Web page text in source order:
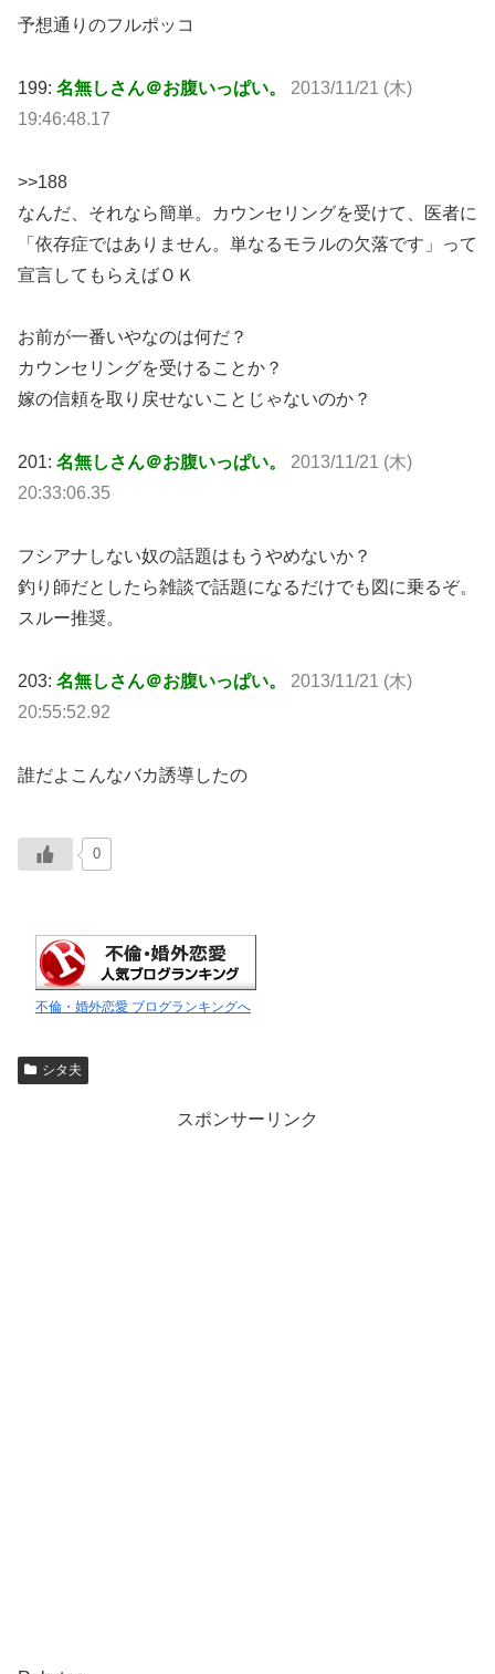
予想通りのフルポッコ
199: 名無しさん＠お腹いっぱい。 2013/11/21 (木)
19:46:48.17
>>188
なんだ、それなら簡単。カウンセリングを受けて、医者に
「依存症ではありません。単なるモラルの欠落です」って
宣言してもらえばＯＫ
お前が一番いやなのは何だ？
カウンセリングを受けることか？
嫁の信頼を取り戻せないことじゃないのか？
201: 名無しさん＠お腹いっぱい。 2013/11/21 (木)
20:33:06.35
フシアナしない奴の話題はもうやめないか？
釣り師だとしたら雑談で話題になるだけでも図に乗るぞ。
スルー推奨。
203: 名無しさん＠お腹いっぱい。 2013/11/21 (木)
20:55:52.92
誰だよこんなバカ誘導したの
0
不倫・婚外恋愛 ブログランキングへ
シタ夫
スポンサーリンク